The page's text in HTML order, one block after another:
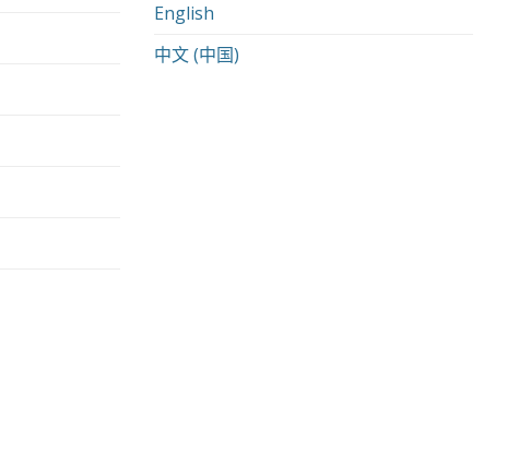
English
中文 (中国)